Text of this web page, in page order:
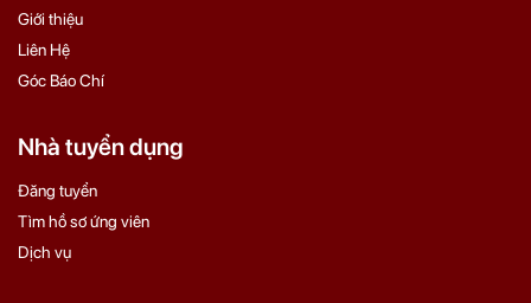
Giới thiệu
Liên Hệ
Góc Báo Chí
Nhà tuyển dụng
Đăng tuyển
Tìm hồ sơ ứng viên
Dịch vụ